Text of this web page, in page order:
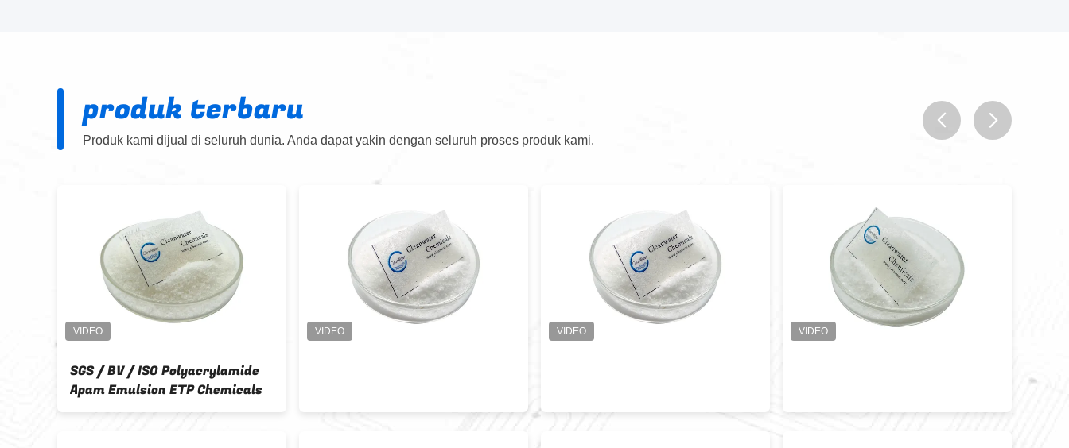
produk terbaru
Produk kami dijual di seluruh dunia. Anda dapat yakin dengan seluruh proses produk kami.
SGS / BV / ISO Polyacrylamide
Apam Emulsion ETP Chemicals